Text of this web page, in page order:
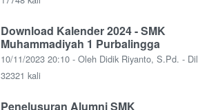
Download Kalender 2024 - SMK
Muhammadiyah 1 Purbalingga
10/11/2023 20:10 - Oleh Didik Riyanto, S.Pd. -
32321 kali
Penelusuran Alumni SMK